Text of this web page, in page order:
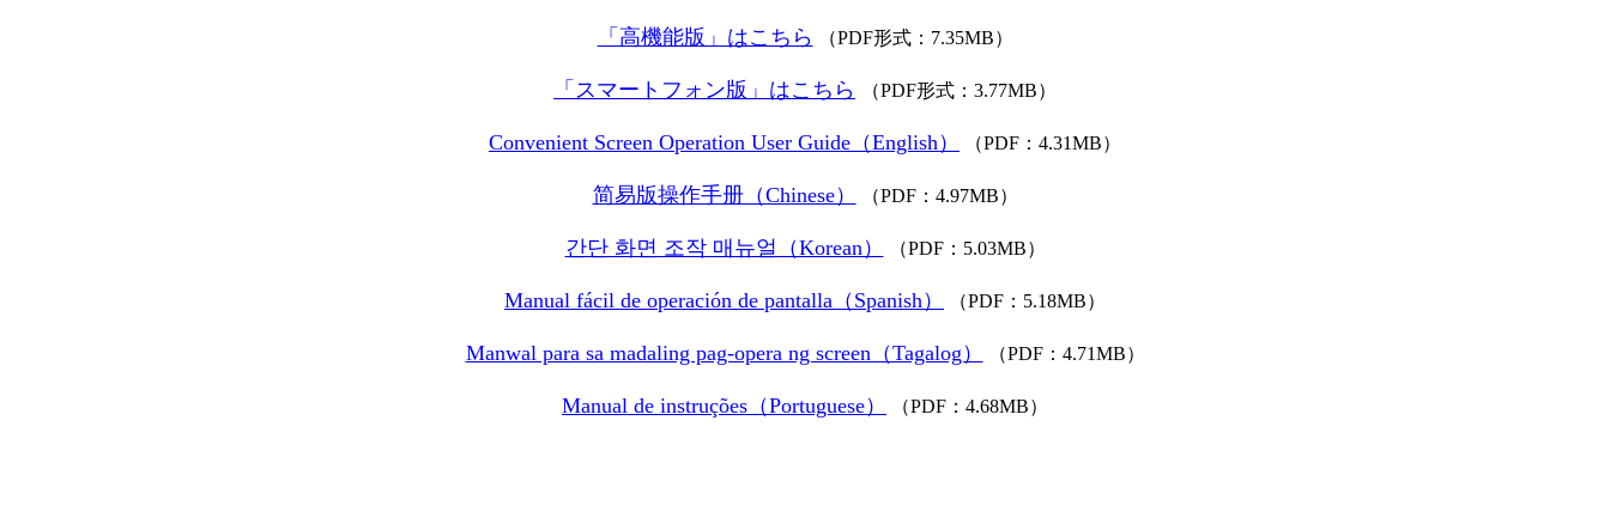
「高機能版」はこちら （PDF形式：7.35MB）
「スマートフォン版」はこちら （PDF形式：3.77MB）
Convenient Screen Operation User Guide（English） （PDF：4.31MB）
简易版操作手册（Chinese） （PDF：4.97MB）
간단 화면 조작 매뉴얼（Korean） （PDF：5.03MB）
Manual fácil de operación de pantalla（Spanish） （PDF：5.18MB）
Manwal para sa madaling pag-opera ng screen（Tagalog） （PDF：4.71MB）
Manual de instruções（Portuguese） （PDF：4.68MB）